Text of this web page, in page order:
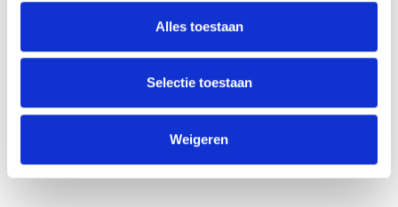
Alles toestaan
Selectie toestaan
Weigeren